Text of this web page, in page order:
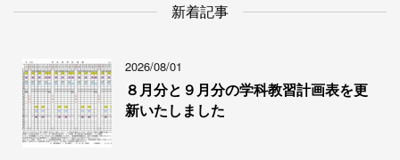
新着記事
2026/08/01
８月分と９月分の学科教習計画表を更
新いたしました